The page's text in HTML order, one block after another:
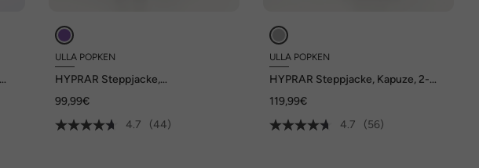
ULLA POPKEN
HYPRAR Steppjacke,
99,99€
4.7
(44)
ULLA POPKEN
HYPRAR Steppjacke, Kapuze, 2-
119,99€
4.7
(56)